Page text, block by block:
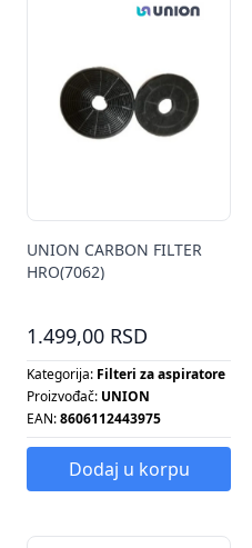
UNION CARBON FILTER
HRO(7062)
1.499,00 RSD
Kategorija: Filteri za aspiratore
Proizvođač: UNION
EAN:8606112443975
Dodaj u korpu